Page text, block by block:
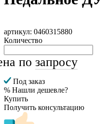
артикул: 0460315880
Количество
по запросу
Под заказ
% Нашли дешевле?
Купить
Получить консультацию